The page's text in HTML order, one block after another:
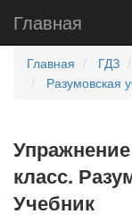
Главная
Главная ГДЗ
Разумовская
класс.
Учебник